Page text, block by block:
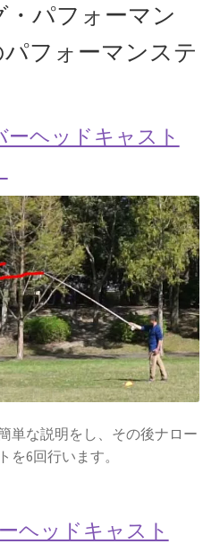
パフォーマン
パフォーマンステ
ヘッドキャスト
単な説明をし、その後ナロー
を6回行います。
ヘッドキャスト